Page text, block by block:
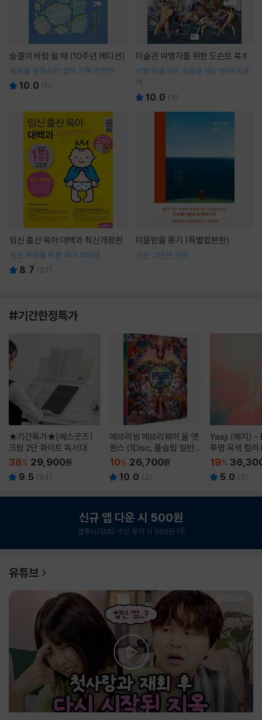
숨결이 바람 될 때 (10주년 에디션)
세계를 감동시킨 생의 기록 한정판
10.0 (1 )
미술관 여행자를 위한 도슨트 북 II
서양 미술사의 흐름을 꿰는 반려 미술
책
10.0 ( 3)
임신 출산 육아 대백과 최신개정판
초보 부모를 위한 육아 바이블
8.7 ( 27)
미움받을 용기 (특별합본판)
모든 고민은 관계
#기간한정특가
★기간특가★[예스굿즈]
크림 2단 화이트 독서대
38% 29,900원
9.5 (94)
에브리씽 에브리웨어 올 앳
원스 (1Disc, 풀슬립 일반
판) : 블루레이
10% 26,700원
10.0 ( 2)
Yaeji (예지) -
투명 옥색 컬
19%
5.0 ( 2)
신규 앱 다운 시 500원
앱푸시/SMS 수신 동의 시 600원 더!
유튜브